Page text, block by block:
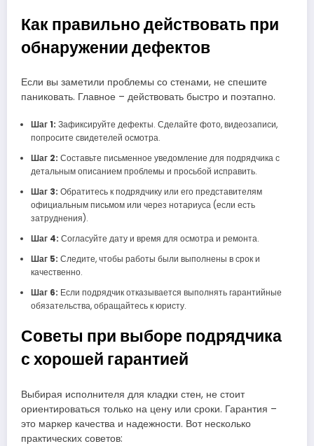
Как правильно действовать при
обнаружении дефектов
Если вы заметили проблемы со стенами, не спешите
паниковать. Главное – действовать быстро и поэтапно.
Шаг 1: Зафиксируйте дефекты. Сделайте фото, видеозаписи,
попросите свидетелей осмотра.
Шаг 2: Составьте письменное уведомление для подрядчика с
детальным описанием проблемы и просьбой исправить.
Шаг 3: Обратитесь к подрядчику или его представителям
официальным письмом или через нотариуса (если есть
затруднения).
Шаг 4: Согласуйте дату и время для осмотра и ремонта.
Шаг 5: Следите, чтобы работы были выполнены в срок и
качественно.
Шаг 6: Если подрядчик отказывается выполнять гарантийные
обязательства, обращайтесь к юристу.
Советы при выборе подрядчика
с хорошей гарантией
Выбирая исполнителя для кладки стен, не стоит
ориентироваться только на цену или сроки. Гарантия –
это маркер качества и надежности. Вот несколько
практических советов: